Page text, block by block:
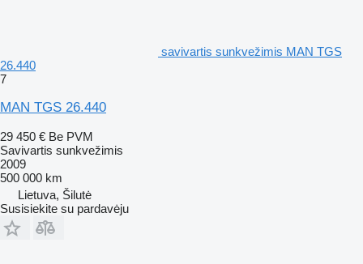
savivartis sunkvežimis MAN TGS
26.440
7
MAN TGS 26.440
29 450 € Be PVM
Savivartis sunkvežimis
2009
500 000 km
Lietuva, Šilutė
Susisiekite su pardavėju